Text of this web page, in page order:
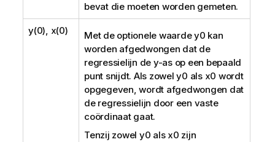
bevat die moeten worden gemeten.
y(0), x(0) Met de optionele waardey0 kan
worden afgedwongen dat de
regressielijn de y-as op een bepaald
punt snijdt. Als zowely0 als x0 wordt
opgegeven, wordt afgedwongen dat
de regressielijn door een vaste
coördinaat gaat.
Tenzij zowel y0 als x0 zijn